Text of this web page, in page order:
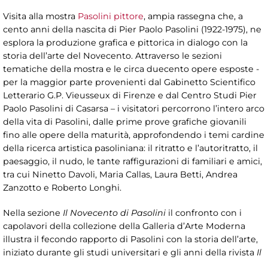
Visita alla mostra Pasolini pittore, ampia rassegna che, a
cento anni della nascita di Pier Paolo Pasolini (1922-1975), ne
esplora la produzione grafica e pittorica in dialogo con la
storia dell’arte del Novecento. Attraverso le sezioni
tematiche della mostra e le circa duecento opere esposte -
per la maggior parte provenienti dal Gabinetto Scientifico
Letterario G.P. Vieusseux di Firenze e dal Centro Studi Pier
Paolo Pasolini di Casarsa – i visitatori percorrono l’intero arco
della vita di Pasolini, dalle prime prove grafiche giovanili
fino alle opere della maturità, approfondendo i temi cardine
della ricerca artistica pasoliniana: il ritratto e l’autoritratto, il
paesaggio, il nudo, le tante raffigurazioni di familiari e amici,
tra cui Ninetto Davoli, Maria Callas, Laura Betti, Andrea
Zanzotto e Roberto Longhi.
Nella sezione Il Novecento di Pasolini il confronto con i
capolavori della collezione della Galleria d’Arte Moderna
illustra il fecondo rapporto di Pasolini con la storia dell’arte,
iniziato durante gli studi universitari e gli anni della rivista Il